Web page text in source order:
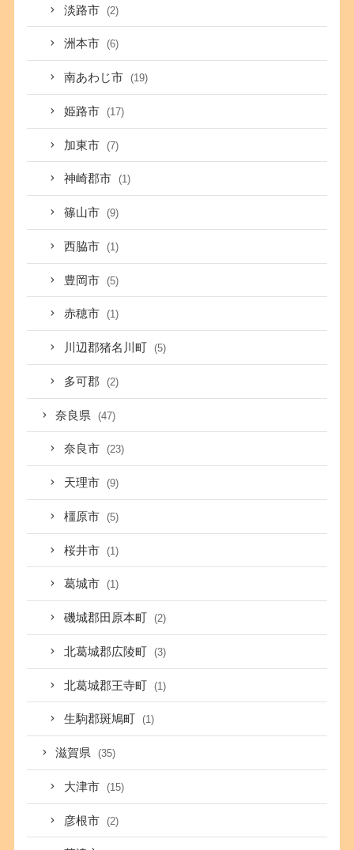
淡路市 (2)
洲本市 (6)
南あわじ市 (19)
姫路市 (17)
加東市 (7)
神崎郡市 (1)
篠山市 (9)
西脇市 (1)
豊岡市 (5)
赤穂市 (1)
川辺郡猪名川町 (5)
多可郡 (2)
奈良県 (47)
奈良市 (23)
天理市 (9)
橿原市 (5)
桜井市 (1)
葛城市 (1)
磯城郡田原本町 (2)
北葛城郡広陵町 (3)
北葛城郡王寺町 (1)
生駒郡斑鳩町 (1)
滋賀県 (35)
大津市 (15)
彦根市 (2)